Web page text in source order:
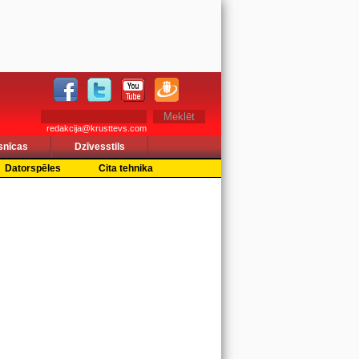
redakcija@krusttevs.com
Dzīvesstils
Datorspēles
Cita tehnika